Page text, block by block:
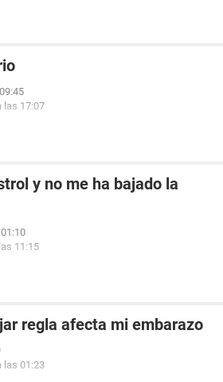
las 17:07
y no me ha bajado la
11:15
regla afecta mi embarazo
las 01:23